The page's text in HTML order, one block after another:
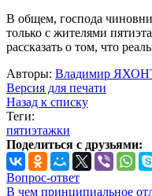
В общем, господа
только с жителями
рассказать о том, что
Авторы: Владимир
Версия для печати
Назад к списку
Теги:
пятиэтажки
Поделиться с друзьями:
Вопрос-ответ
В чем принципиальное